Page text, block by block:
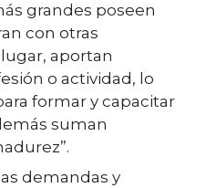
grandes poseen
con otras
aportan
o actividad, lo
formar y capacitar
suman
demandas y